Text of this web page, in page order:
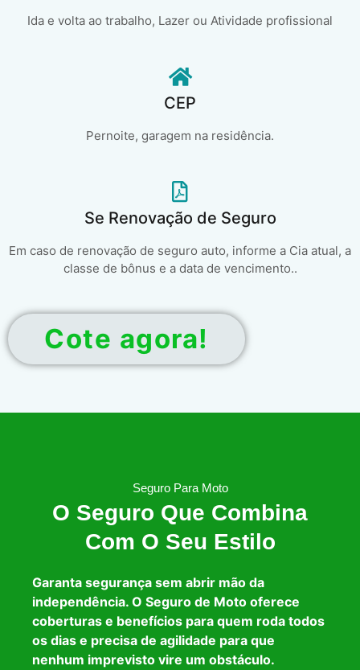
Ida e volta ao trabalho, Lazer ou Atividade profissional
CEP
Pernoite, garagem na residência.
Se Renovação de Seguro
Em caso de renovação de seguro auto, informe a Cia atual, a
classe de bônus e a data de vencimento..
Cote agora!
Seguro Para Moto
O Seguro Que Combina
Com O Seu Estilo
Garanta segurança sem abrir mão da
independência. O Seguro de Moto oferece
coberturas e benefícios para quem roda todos
os dias e precisa de agilidade para que
nenhum imprevisto vire um obstáculo.